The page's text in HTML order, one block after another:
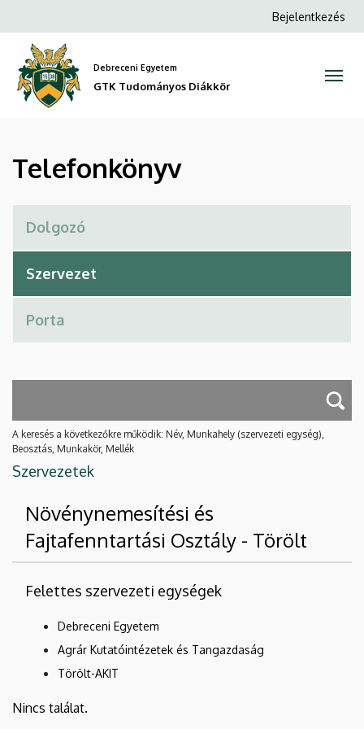
GTK
Tudományos
Diákkör
a
tartalomra
Anonim
Bejelentkezés
Debreceni Egyetem
GTK Tudományos Diákkör
Telefonkönyv
A keresés a következőkre működik: Név, Munkahely (szervezeti egység),
Beosztás, Munkakör, Mellék
Szervezetek
Növénynemesítési és
Fajtafenntartási Osztály - Törölt
Felettes szervezeti egységek
Debreceni Egyetem
Agrár Kutatóintézetek és Tangazdaság
Törölt-AKIT
Nincs találat.